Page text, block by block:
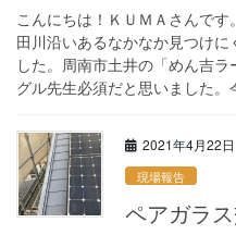
こんにちは！ＫＵＭＡさんで
田川沿いあるなかなか見つけ
した。周南市土井の「めん吉
グル先生必須だと思いました
2021年4月22日
現場報告
ペアガラ